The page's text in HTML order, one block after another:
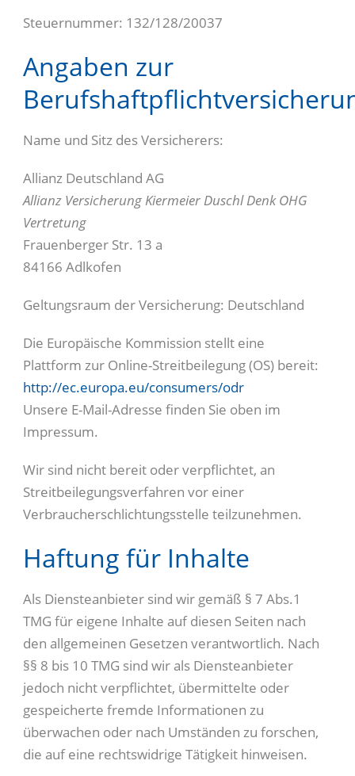
Steuernummer: 132/128/20037
Angaben zur
Name und Sitz des Versicherers:
Allianz Deutschland AG
Allianz Versicherung Kiermeier Duschl Denk OHG
Vertretung
Frauenberger Str. 13 a
84166 Adlkofen
Geltungsraum der Versicherung: Deutschland
Die Europäische Kommission stellt eine
Plattform zur Online-Streitbeilegung (OS) bereit:
http://ec.europa.eu/consumers/odr
Unsere E-Mail-Adresse finden Sie oben im
Impressum.
Wir sind nicht bereit oder verpflichtet, an
Streitbeilegungsverfahren vor einer
Verbraucherschlichtungsstelle teilzunehmen.
Haftung für Inhalte
Als Diensteanbieter sind wir gemäß § 7 Abs.1
TMG für eigene Inhalte auf diesen Seiten nach
den allgemeinen Gesetzen verantwortlich. Nach
§§ 8 bis 10 TMG sind wir als Diensteanbieter
jedoch nicht verpflichtet, übermittelte oder
gespeicherte fremde Informationen zu
überwachen oder nach Umständen zu forschen,
die auf eine rechtswidrige Tätigkeit hinweisen.